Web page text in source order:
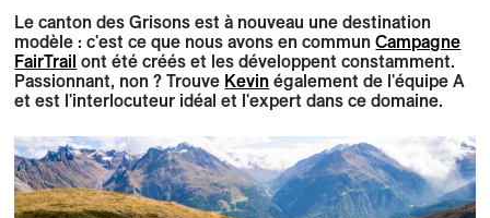
Le canton des Grisons est à nouveau une destination
modèle : c'est ce que nous avons en communCampagne
FairTrail ont été créés et les développent constamment.
Passionnant, non ? Trouve Kevin également de l'équipe A
et est l'interlocuteur idéal et l'expert dans ce domaine.